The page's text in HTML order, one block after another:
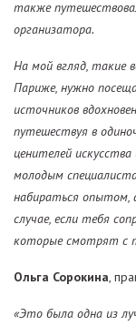
также
организатора.
На мой вгляд, такие
Париже, нужно
источников
путешествуя в
ценителей
молодым
набираться опытом,
случае, если тебя
которые смотрят с
Ольга Сорокина,
«Это была одна из